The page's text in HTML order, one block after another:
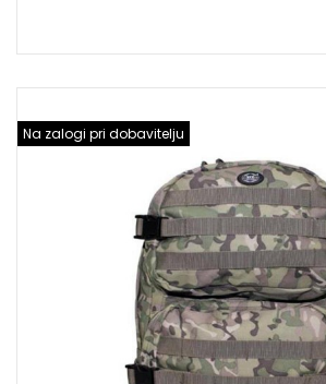
Na zalogi pri dobavitelju